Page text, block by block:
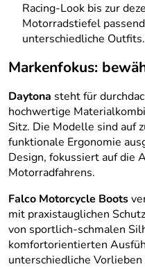
Racing-Look bis zur
Motorradstiefel
unterschiedliche Outfits.
Markenfokus:
Daytona steht für
hochwertige
Sitz. Die Modelle sind auf
funktionale Ergonomie
Design, fokussiert auf die
Motorradfahrens.
Falco Motorcycle Boots
mit praxistauglichen
von sportlich-schmalen
komfortorientierten
unterschiedliche